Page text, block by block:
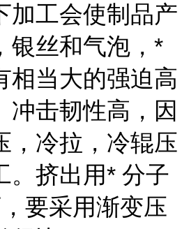
加工会使制品产
银丝和气泡，*
相当大的强迫高
冲击韧性高，因
，冷拉，冷辊压
。挤出用* 分子
要采用渐变压